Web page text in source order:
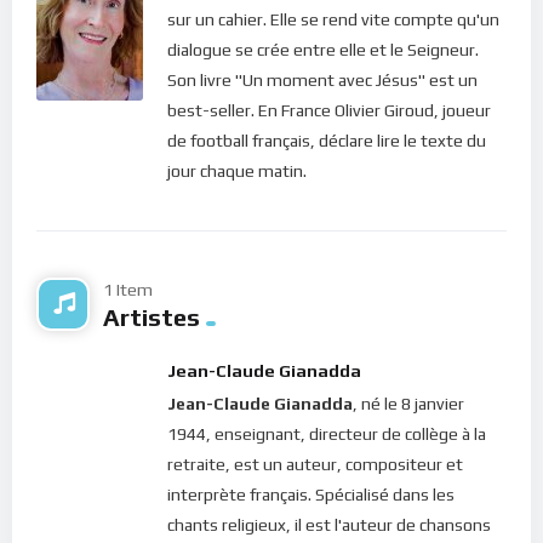
nos problèmes, nous passons à côté des bienfaits de Dieu. Et
c’est pour nous protéger de cela que le Seigneur nous dit : “
aimeras le Seigneur, ton Dieu, de tout ton coeur, de toute
ton âme, et de toute ta pensée ” (Matthieu 22.37). En
d’autres termes, toute notre attention et notre vie doivent
être constamment fixées sur le ciel peu importent les
besoins. Et pourtant il ne nous incite pas à nous y accrocher…
C’est dans la mesure où nous nous détachons des problèmes
richesses divines, la sensation de manque n’est qu’une
illusion. A chaque fois que je sens un manque, c’est qu’il y a
quelque chose que je n’arrive pas à faire pour aller chercher la
grâce. Pour simplifier tout cela, le Seigneur nous demande
une seule chose : Le chercher de tout notre coeur puisqu’en
Lui nous avons tout le reste. Gravons donc ceci dans notre
sur un cahier. Elle se rend vite compte qu'un
dialogue se crée entre elle et le Seigneur.
Son livre "Un moment avec Jésus" est un
best-seller. En France Olivier Giroud, joueur
de football français, déclare lire le texte du
jour chaque matin.
1 Item
Artistes
Jean-Claude Gianadda
Jean-Claude Gianadda , né le 8 janvier
1944, enseignant, directeur de collège à la
retraite, est un auteur, compositeur et
interprète français. Spécialisé dans les
chants religieux, il est l'auteur de chansons